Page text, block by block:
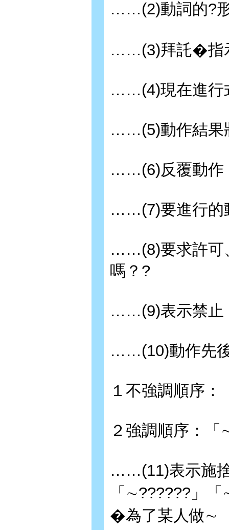
……(2)動詞的?
……(3)拜託�指
……(4)現在進行
……(5)動作結果
……(6)反覆動作
……(7)要進行的
……(8)要求許可
嗎？?
……(9)表示禁止
……(10)動作先
１不強調順序
２強調順序：
……(11)表示施
「∼??????」
�為了某人做∼